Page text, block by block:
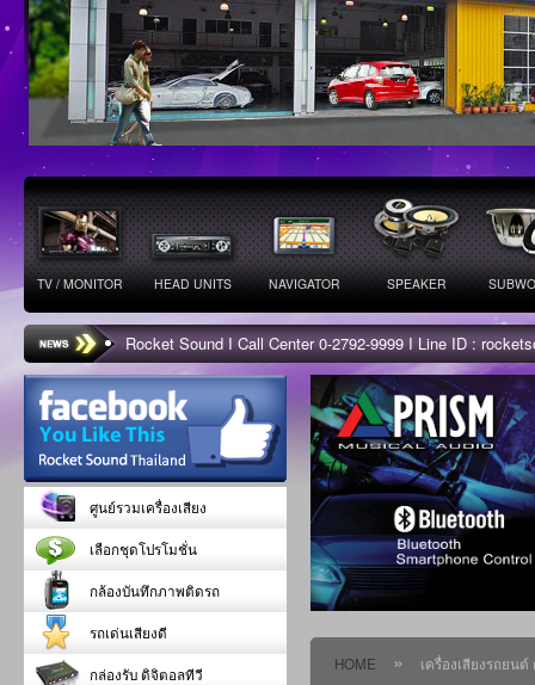
TV / MONITOR HEAD UNITS NAVIGATOR SPEAKER
Rocket Sound I Call Center 0-2792-9999 I Line ID :
HOME » เครื่องเสียงรถยน
ศูนย์รวมเครื่องเสียง
เลือกชุดโปรโมชั่น
กล้องบันทึกภาพติดรถ
รถเด่นเสียงดี
กล่องรับ ดิจิตอลทีวี